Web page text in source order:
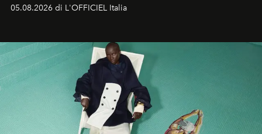
un’impronta indelebile nella storia della moda.
05.08.2026 di L'OFFICIEL Italia